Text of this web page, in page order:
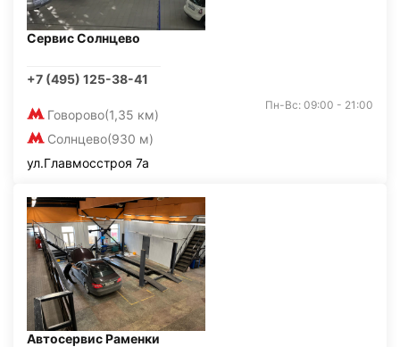
Сервис Солнцево
+7 (495) 125-38-41
Говорово(1,35 км)
Солнцево(930 м)
Пн-Вс: 09:00 - 21:00
ул.Главмосстроя 7а
Автосервис Раменки